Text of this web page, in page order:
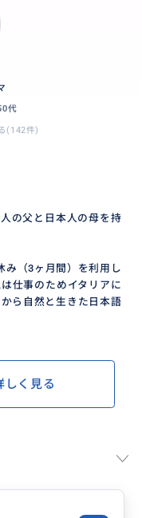
代
(142件)
の父と日本人の母を持
み（3ヶ月間）を利用し
仕事のためイタリアに
ら自然と生きた日本語
しく見る